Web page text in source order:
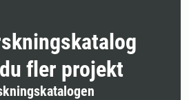
fler projekt